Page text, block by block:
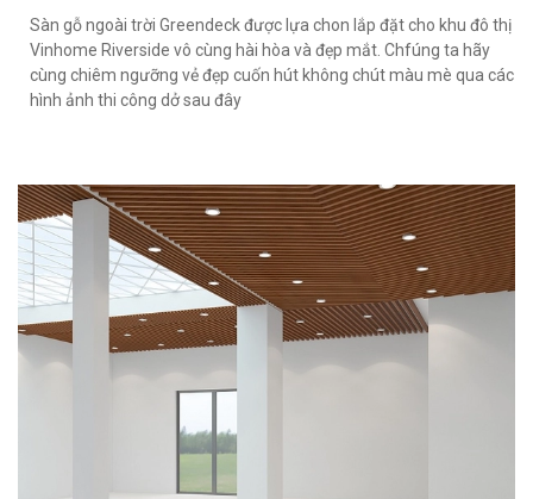
Sàn gỗ ngoài trời Greendeck được lựa chon lắp đặt cho khu đô thị
Vinhome Riverside vô cùng hài hòa và đẹp mắt. Chfúng ta hãy
cùng chiêm ngưỡng vẻ đẹp cuốn hút không chút màu mè qua các
hình ảnh thi công dở sau đây